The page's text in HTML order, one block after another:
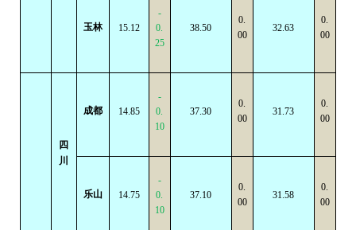
玉林 15.12
-
0.
25
38.50
0.
00
32.63
0.
00
四
川
成都 14.85
-
0.
10
37.30
0.
00
31.73
0.
00
乐山 14.75
-
0.
10
37.10
0.
00
31.58
0.
00